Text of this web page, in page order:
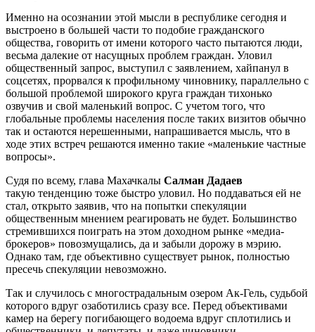
Именно на осознании этой мысли в республике сегодня и
выстроено в большей части то подобие гражданского
общества, говорить от имени которого часто пытаются люди,
весьма далекие от насущных проблем граждан. Уловил
общественный запрос, выступил с заявлением, хайпанул в
соцсетях, прорвался к профильному чиновнику, параллельно с
большой проблемой широкого круга граждан тихонько
озвучив и свой маленький вопрос. С учетом того, что
глобальные проблемы населения после таких визитов обычно
так и остаются нерешенными, напрашивается мысль, что в
ходе этих встреч решаются именно такие «маленькие частные
вопросы».
Судя по всему, глава Махачкалы Салман Дадаев
такую тенденцию тоже быстро уловил. Но поддаваться ей не
стал, открыто заявив, что на попытки спекуляции
общественным мнением реагировать не будет. Большинство
стремившихся поиграть на этом доходном рынке «медиа-
брокеров» повозмущались, да и забыли дорожу в мэрию.
Однако там, где объективно существует рынок, полностью
пресечь спекуляции невозможно.
Так и случилось с многострадальным озером Ак-Гель, судьбой
которого вдруг озаботились сразу все. Перед объективами
камер на берегу погибающего водоема вдруг сплотились и